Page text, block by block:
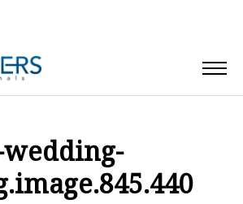
wedding-